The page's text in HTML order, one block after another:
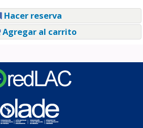
Hacer reserva
Agregar al carrito